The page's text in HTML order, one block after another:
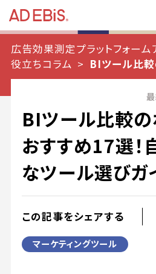
広告効果測定プラットフォーム
役立ちコラム
BIツール比較
すめ17選！自社に最適なツー
BIツール比較の
おすすめ17選！
なツール選びガ
この記事をシェアする
マーケティングツール